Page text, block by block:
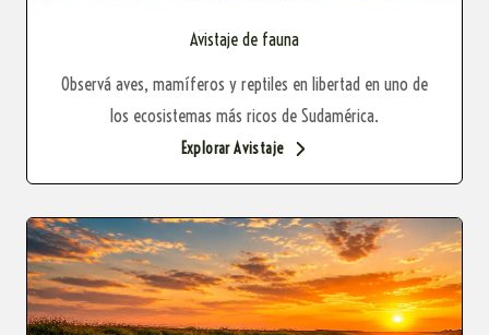
Avistaje de fauna
Observá aves, mamíferos y reptiles en libertad en uno de
los ecosistemas más ricos de Sudamérica.
Explorar Avistaje